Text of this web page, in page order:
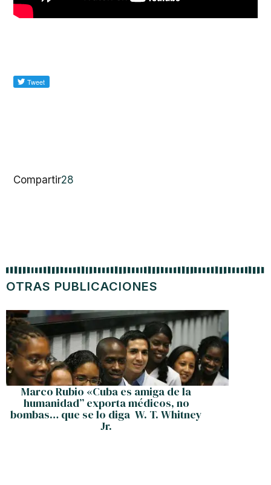
Compartir28
OTRAS PUBLICACIONES
Marco Rubio «Cuba es amiga de la
humanidad” exporta médicos, no
bombas… que se lo diga W. T. Whitney
Jr.